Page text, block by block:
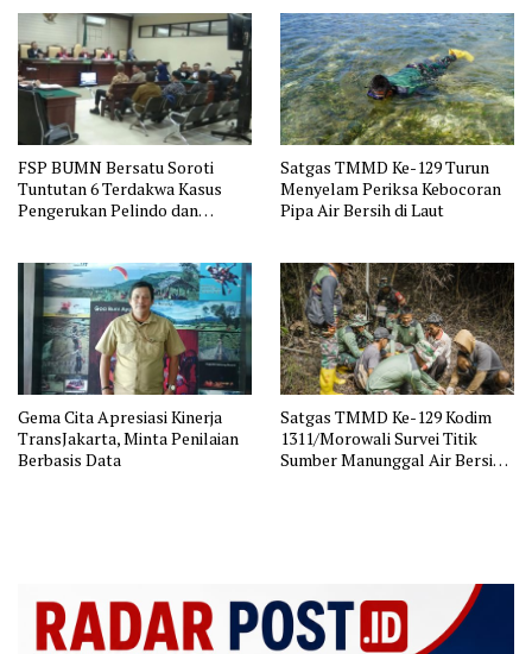
FSP BUMN Bersatu Soroti
Tuntutan 6 Terdakwa Kasus
Pengerukan Pelindo dan
Satgas TMMD Ke-129 Turun
Menyelam Periksa Kebocoran
Pipa Air Bersih di Laut
Gema Cita Apresiasi Kinerja
TransJakarta, Minta Penilaian
Berbasis Data
Satgas TMMD Ke-129 Kodim
1311/Morowali Survei Titik
Sumber Manunggal Air Bersih